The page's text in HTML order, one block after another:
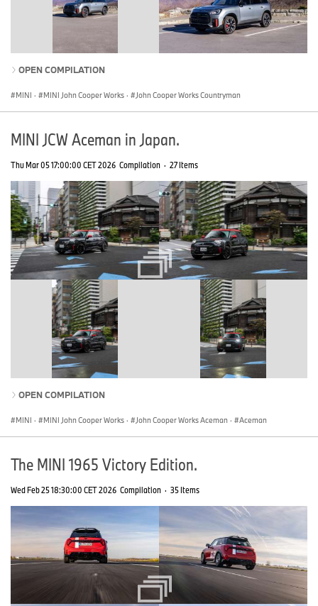
OPEN COMPILATION
MINI · MINI John Cooper Works · John Cooper Works Countryman
MINI JCW Aceman in Japan.
Thu Mar 05 17:00:00 CET 2026 Compilation · 27 Items
OPEN COMPILATION
MINI · MINI John Cooper Works · John Cooper Works Aceman · Aceman
The MINI 1965 Victory Edition.
Wed Feb 25 18:30:00 CET 2026 Compilation · 35 Items